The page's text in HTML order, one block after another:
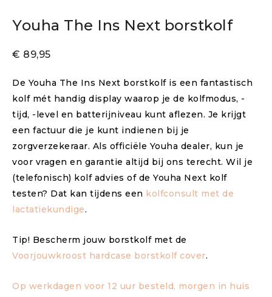
Youha The Ins Next borstkolf
€ 89,95
De Youha The Ins Next borstkolf is een fantastisch
kolf mét handig display waarop je de kolfmodus, -
tijd, -level en batterijniveau kunt aflezen. Je krijgt
een factuur die je kunt indienen bij je
zorgverzekeraar. Als officiële Youha dealer, kun je
voor vragen en garantie altijd bij ons terecht. Wil je
(telefonisch) kolf advies of de Youha Next kolf
testen? Dat kan tijdens een kolfconsult met de
lactatiekundige.
Tip! Bescherm jouw borstkolf met de
Voorjouwkroost hardcase borstkolf cover.
Op werkdagen voor 12 uur besteld, morgen in huis